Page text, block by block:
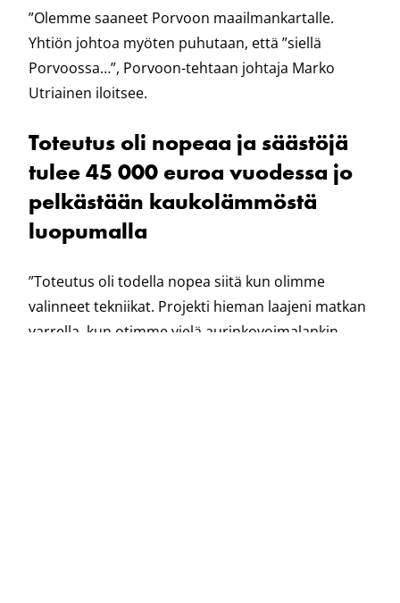
”Olemme saaneet Porvoon maailmankartalle.
Yhtiön johtoa myöten puhutaan, että ”siellä
Porvoossa…”, Porvoon-tehtaan johtaja Marko
Utriainen iloitsee.
Toteutus oli nopeaa ja säästöjä
tulee 45 000 euroa vuodessa jo
pelkästään kaukolämmöstä
luopumalla
”Toteutus oli todella nopea siitä kun olimme
valinneet tekniikat. Projekti hieman laajeni matkan
varrella, kun otimme vielä aurinkovoimalankin